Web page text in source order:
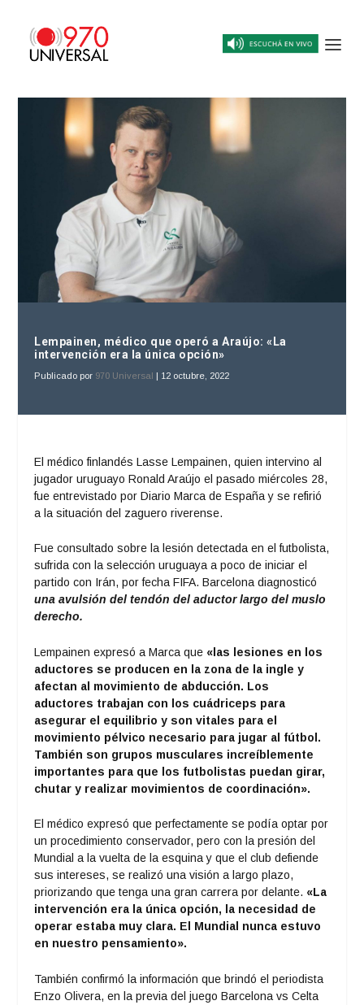
Lempainen, médico que operó a Araújo: «La
intervención era la única opción»
Publicado por 970 Universal | 12 octubre, 2022
El médico finlandés Lasse Lempainen, quien intervino al
jugador uruguayo Ronald Araújo el pasado miércoles 28,
fue entrevistado por Diario Marca de España y se refirió
a la situación del zaguero riverense.
Fue consultado sobre la lesión detectada en el futbolista,
sufrida con la selección uruguaya a poco de iniciar el
partido con Irán, por fecha FIFA. Barcelona diagnosticó
una avulsión del tendón del aductor largo del muslo
derecho.
Lempainen expresó a Marca que «las lesiones en los
aductores se producen en la zona de la ingle y
afectan al movimiento de abducción. Los
aductores trabajan con los cuádriceps para
asegurar el equilibrio y son vitales para el
movimiento pélvico necesario para jugar al fútbol.
También son grupos musculares increíblemente
importantes para que los futbolistas puedan girar,
chutar y realizar movimientos de coordinación».
El médico expresó que perfectamente se podía optar por
un procedimiento conservador, pero con la presión del
Mundial a la vuelta de la esquina y que el club defiende
sus intereses, se realizó una visión a largo plazo,
priorizando que tenga una gran carrera por delante. «La
intervención era la única opción, la necesidad de
operar estaba muy clara. El Mundial nunca estuvo
en nuestro pensamiento».
También confirmó la información que brindó el periodista
Enzo Olivera, en la previa del juego Barcelona vs Celta